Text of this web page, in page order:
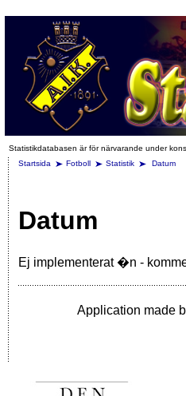
Statistikdatabasen är för närvarande under
Startsida
Fotboll Statistik Datum
Datum
Ej implementerat �n -
Application made